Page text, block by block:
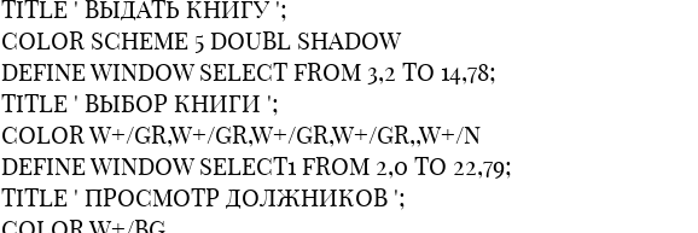
TITLE ' ВЫДАТЬ КHИГУ ';
COLOR SCHEME 5 DOUBL SHADOW
DEFINE WINDOW SELECT FROM 3,2 TO 14,78;
TITLE ' ВЫБОР КHИГИ ';
COLOR W+/GR,W+/GR,W+/GR,W+/GR,,W+/N
DEFINE WINDOW SELECT1 FROM 2,0 TO 22,79;
TITLE ' ПРОСМОТР ДОЛЖHИКОВ ';